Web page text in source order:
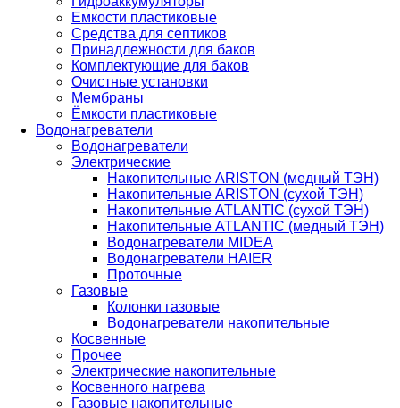
Емкости пластиковые
Средства для септиков
Принадлежности для баков
Комплектующие для баков
Очистные установки
Мембраны
Ёмкости пластиковые
Водонагреватели
Водонагреватели
Электрические
Накопительные ARISTON (медный ТЭН)
Накопительные ARISTON (сухой ТЭН)
Накопительные ATLANTIC (сухой ТЭН)
Накопительные ATLANTIC (медный ТЭН)
Водонагреватели MIDEA
Водонагреватели HAIER
Проточные
Газовые
Колонки газовые
Водонагреватели накопительные
Косвенные
Прочее
Электрические накопительные
Косвенного нагрева
Газовые накопительные